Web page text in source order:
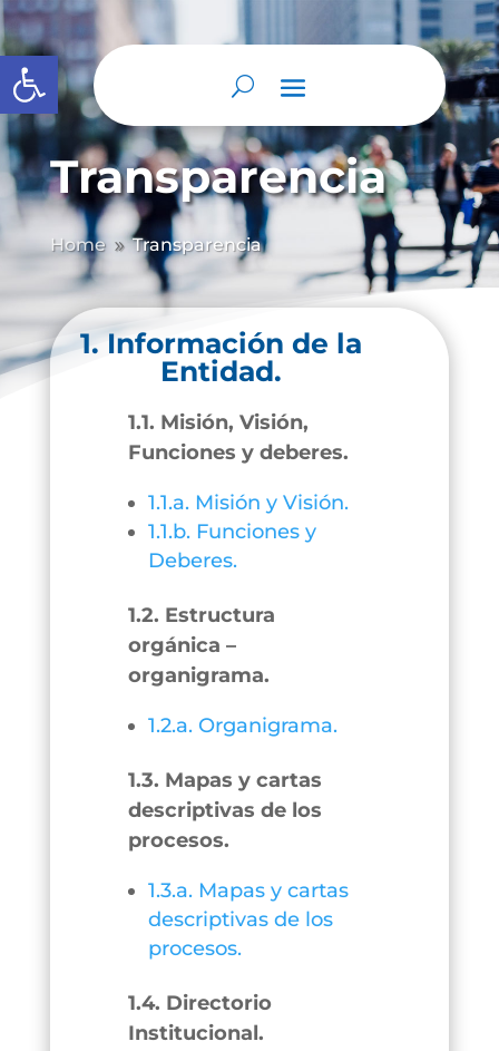
Abrir barra de herramientas
Transparencia
Home 9 Transparencia
1. Información de la
Entidad.
1.1. Misión, Visión,
Funciones y deberes.
1.1.a. Misión y Visión.
1.1.b. Funciones y
Deberes.
1.2. Estructura
orgánica –
organigrama.
1.2.a. Organigrama.
1.3. Mapas y cartas
descriptivas de los
procesos.
1.3.a. Mapas y cartas
descriptivas de los
procesos.
1.4. Directorio
Institucional.